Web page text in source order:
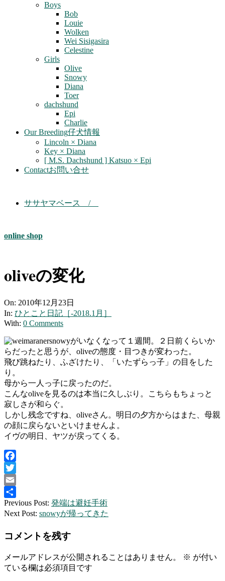
Boys
Bob
Louie
Wolken
Wei Sisigasira
Celestine
Girls
Olive
Snowy
Diana
Toer
dachshund
Epi
Charlie
Our Breeding仔犬情報
Lincoln × Diana
Key × Diana
[ M.S. Dachshund ] Katsuo × Epi
Contactお問い合せ
ササヤマベース /
online shop
oliveの変化
On: 2010年12月23日
In: ひとこと日記［-2018.1月］
With: 0 Comments
snowyがいなくなって１週間。２日前くらいか
らだったと思うが、oliveの態度・目つきが変わった。
飛び跳ねたり、ふざけたり、「いたずらっ子」の目をした
り。
母から一人っ子に戻ったのだ。
こんなoliveを見るのは本当に久しぶり。こちらもちょっと
寂しさが和らぐ。
しかし残念ですね、oliveさん。明日の夕方からはまた、母親
の顔に戻らないといけませんよ。
イヴの明日、ヤツが戻ってくる。
Facebook
Twitter
Email
共
有
2010-
12-
Previous Post: 発端は避妊手術
Next Post: snowyが帰ってきた
コメントを残す
メールアドレスが公開されることはありません。 ※ が付い
ている欄は必須項目です